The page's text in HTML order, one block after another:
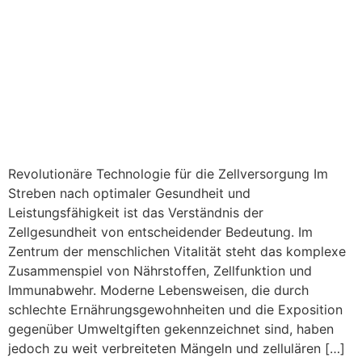
Revolutionäre Technologie für die Zellversorgung Im
Streben nach optimaler Gesundheit und
Leistungsfähigkeit ist das Verständnis der
Zellgesundheit von entscheidender Bedeutung. Im
Zentrum der menschlichen Vitalität steht das komplexe
Zusammenspiel von Nährstoffen, Zellfunktion und
Immunabwehr. Moderne Lebensweisen, die durch
schlechte Ernährungsgewohnheiten und die Exposition
gegenüber Umweltgiften gekennzeichnet sind, haben
jedoch zu weit verbreiteten Mängeln und zellulären […]